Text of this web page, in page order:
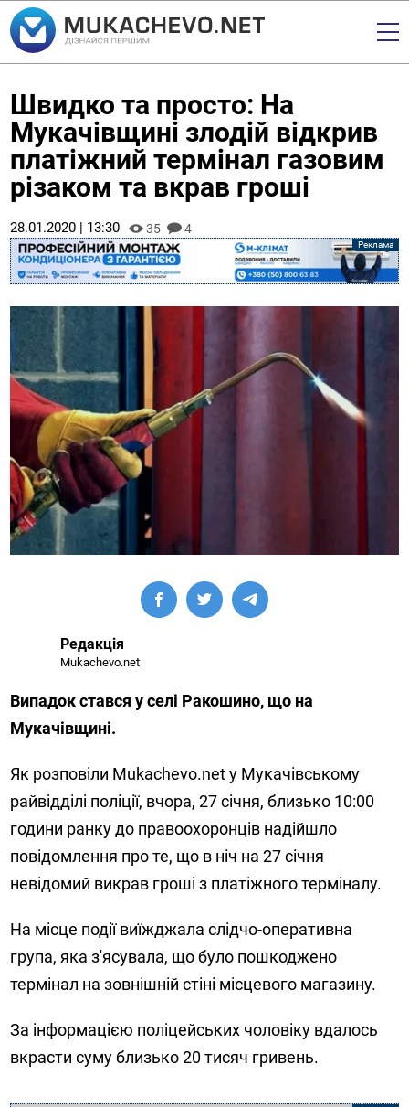
Швидко та просто: На
Мукачівщині злодій відкрив
платіжний термінал газовим
різаком та вкрав гроші
28.01.2020 | 13:30 35 4
Редакція
Mukachevo.net
Випадок стався у селі Ракошино, що на
Мукачівщині.
Як розповіли Mukachevo.net у Мукачівському
райвідділі поліції, вчора, 27 січня, близько 10:00
години ранку до правоохоронців надійшло
повідомлення про те, що в ніч на 27 січня
невідомий викрав гроші з платіжного терміналу.
На місце події виїжджала слідчо-оперативна
група, яка з'ясувала, що було пошкоджено
термінал на зовнішній стіні місцевого магазину.
За інформацією поліцейських чоловіку вдалось
вкрасти суму близько 20 тисяч гривень.